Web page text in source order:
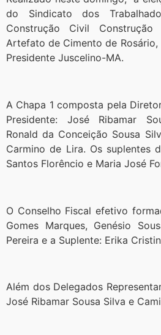
do Sindicato dos
Construção Civil
Artefato de Cimento de Rosário,
Presidente Juscelino-MA.
A Chapa 1 composta pela
Presidente: José Ribamar
Ronald da Conceição Sousa
Carmino de Lira. Os suplentes
Santos Florêncio e Maria José
O Conselho Fiscal efetivo
Gomes Marques, Genésio
Pereira e a Suplente: Erika
Além dos Delegados
José Ribamar Sousa Silva e